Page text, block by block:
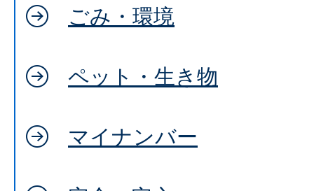
ごみ・環境
ペット・生き物
マイナンバー